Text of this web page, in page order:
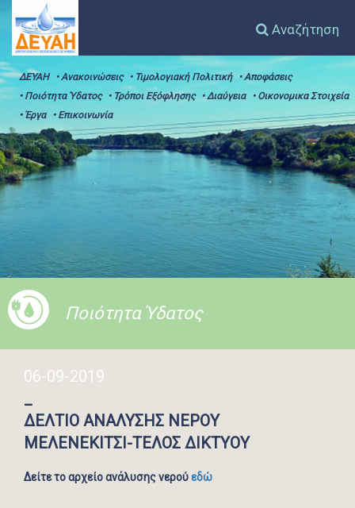
Αναζήτηση
ΔΕΥΑΗ • Ανακοινώσεις • Τιμολογιακή Πολιτική
• Αποφάσεις
• Ποιότητα Ύδατος
• Τρόποι Εξόφλησης • Διαύγεια
• Οικονομικα Στοιχεία
• Έργα
• Επικοινωνία
Ποιότητα Ύδατος
06-09-2019
_
ΔΕΛΤΙΟ ΑΝΑΛΥΣΗΣ ΝΕΡΟΥ
ΜΕΛΕΝΕΚΙΤΣΙ-ΤΕΛΟΣ ΔΙΚΤΥΟΥ
Δείτε το αρχείο ανάλυσης νερούεδώ